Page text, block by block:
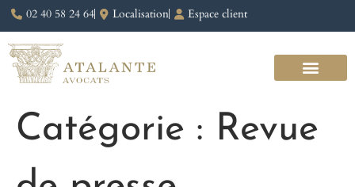
02 40 58 24 64 Localisation Espace client
Catégorie : Revue